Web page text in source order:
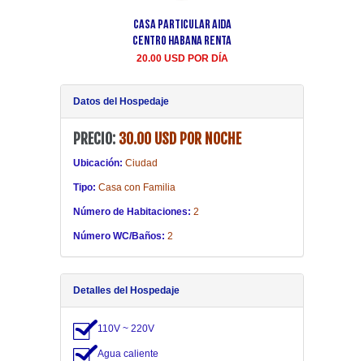
Casa particular Aida
Centro Habana renta
20.00 USD POR DÍA
Datos del Hospedaje
PRECIO: 30.00 USD POR NOCHE
Ubicación: Ciudad
Tipo: Casa con Familia
Número de Habitaciones: 2
Número WC/Baños: 2
Detalles del Hospedaje
110V ~ 220V
Agua caliente